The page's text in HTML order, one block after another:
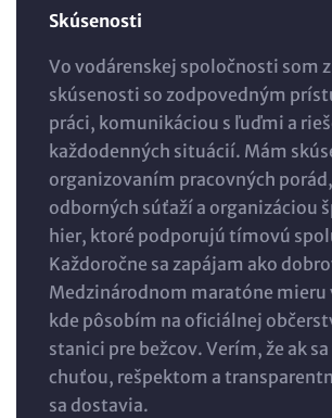
Skúsenosti
Vo vodárenskej spoločnosti som
skúsenosti so zodpovedným
práci, komunikáciou s ľuďmi a
každodenných situácií. Mám
organizovaním pracovných
odborných súťaží a organizáciou
hier, ktoré podporujú tímovú
Každoročne sa zapájam ako
Medzinárodnom maratóne mieru
kde pôsobím na oficiálnej
stanici pre bežcov. Verím, že ak
chuťou, rešpektom a
sa dostavia.